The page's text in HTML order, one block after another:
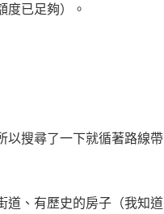
度已足夠）。
以搜尋了一下就循著路線帶
道、有歷史的房子（我知道